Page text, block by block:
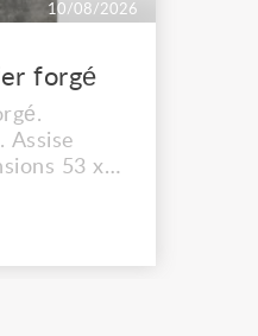
10/08/2026
forgé
Assise
53 x
assise :